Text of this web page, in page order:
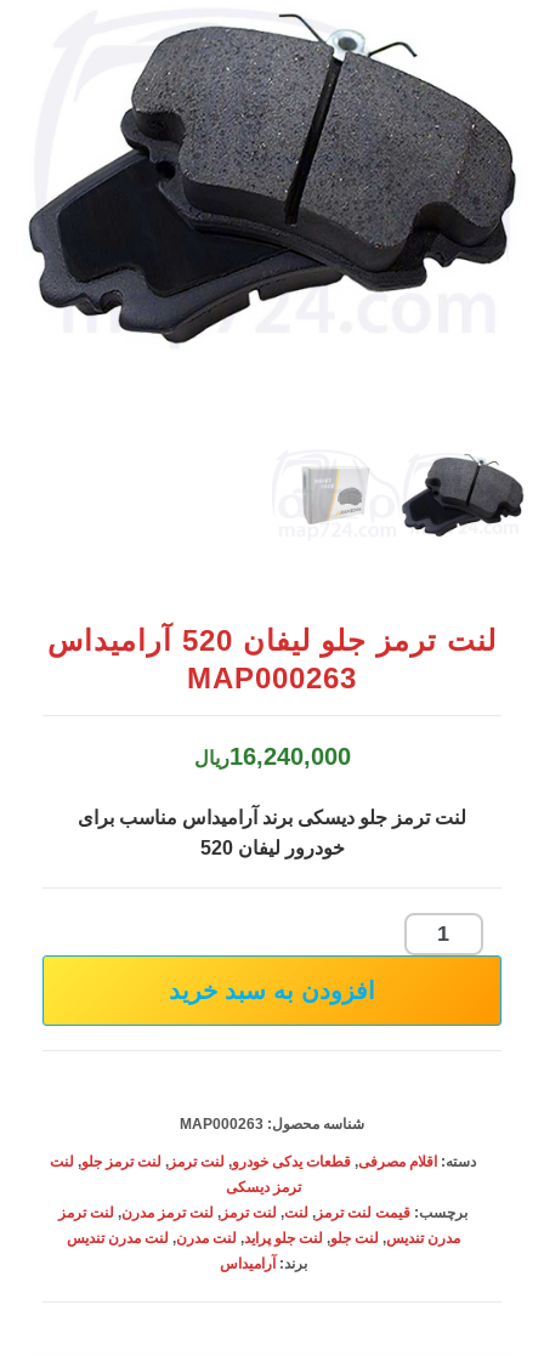
لنت ترمز جلو لیفان 520 آرامیداس
MAP000263
16,240,000ریال
لنت ترمز جلو دیسکی برند آرامیداس مناسب برای
خودرور لیفان 520
لنت
MAP000263
افزودن به سبد خرید
شناسه محصول: MAP000263
دسته: اقلام مصرفی, قطعات یدکی خودرو, لنت ترمز , لنت ترمز جلو, لنت
ترمز دیسکی
برچسب: قیمت لنت ترمز , لنت, لنت ترمز , لنت ترمز مدرن, لنت ترمز
مدرن تندیس, لنت جلو, لنت جلو پراید, لنت مدرن, لنت مدرن تندیس
برند: آرامیداس